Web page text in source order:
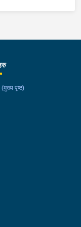
(मुख्य पृष्ठ)